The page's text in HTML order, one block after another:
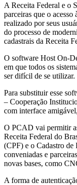
A Receita Federal e o
parceiras que o
realizado por seus
do processo de
cadastrais da Receita
O software Host On-
em que todos os
ser difícil de se utilizar.
Para substituir esse
– Cooperação
com interface
O PCAD vai permitir
Receita Federal do
(CPF) e o Cadastro de
conveniadas e
novas bases, como
A forma de